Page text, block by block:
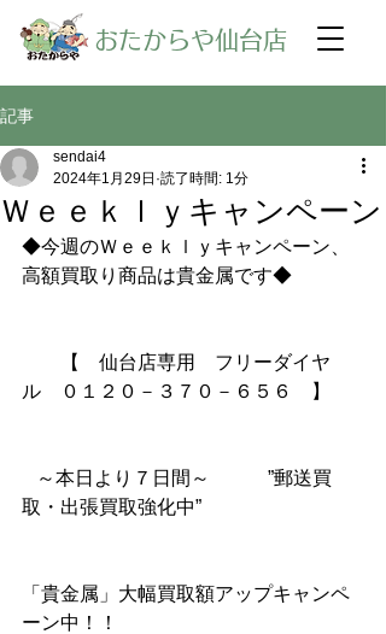
​おたからや仙台店
記事
Ｗｅｅｋｌｙキャンペーン
sendai4
2024年1月29日 読了時間: 1分
◆今週のＷｅｅｋｌｙキャンペーン、
高額買取り商品は貴金属です◆
【　仙台店専用　フリーダイヤ
ル　０１２０－３７０－６５６　】
～本日より７日間～　　　”郵送買
取・出張買取強化中”
「貴金属」大幅買取額アップキャンペ
ーン中！！